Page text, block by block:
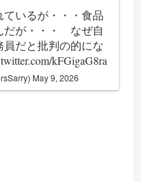
いるが・・・食品
だが・・・ なぜ自
だと批判の的にな
kFGigaG8ra
May 9, 2026